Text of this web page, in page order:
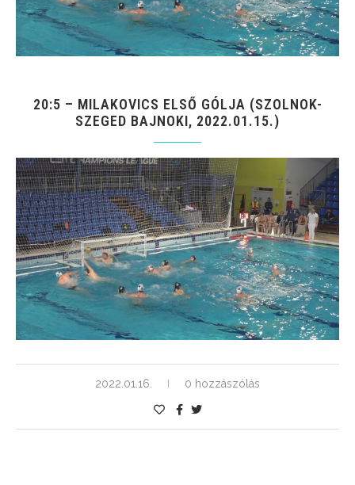
20:5 – MILAKOVICS ELSŐ GÓLJA (SZOLNOK-
SZEGED BAJNOKI, 2022.01.15.)
2022.01.16. 0 hozzászólás